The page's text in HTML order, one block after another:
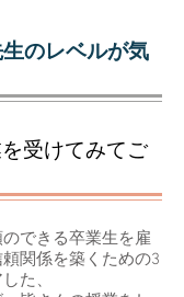
のレベルが気
受けてみてご
できる卒業生を雇
関係を築くための3
た、